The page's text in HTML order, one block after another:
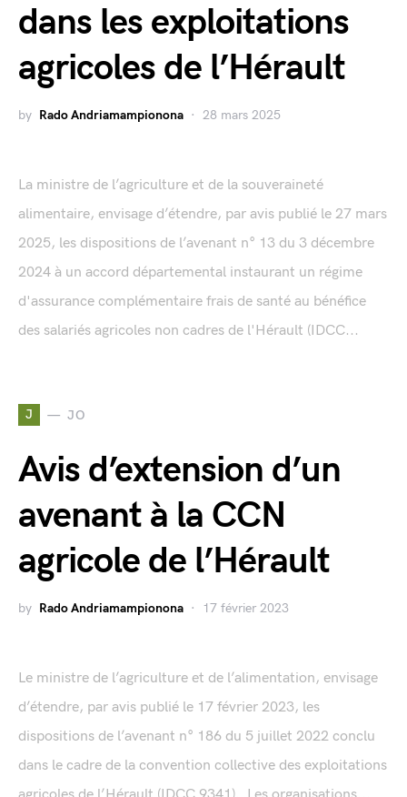
dans les exploitations
agricoles de l’Hérault
by Rado Andriamampionona 28 mars 2025
La ministre de l’agriculture et de la souveraineté
alimentaire, envisage d’étendre, par avis publié le 27 mars
2025, les dispositions de l’avenant n° 13 du 3 décembre
2024 à un accord départemental instaurant un régime
d'assurance complémentaire frais de santé au bénéfice
des salariés agricoles non cadres de l'Hérault (IDCC...
J JO
Avis d’extension d’un
avenant à la CCN
agricole de l’Hérault
by Rado Andriamampionona 17 février 2023
Le ministre de l’agriculture et de l’alimentation, envisage
d’étendre, par avis publié le 17 février 2023, les
dispositions de l’avenant n° 186 du 5 juillet 2022 conclu
dans le cadre de la convention collective des exploitations